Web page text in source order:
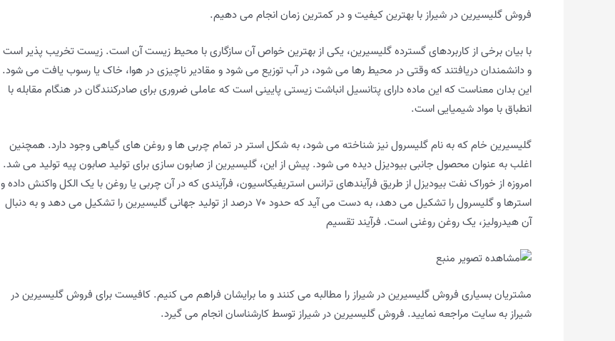
فروش گلیسیرین در شیراز با بهترین کیفیت و در کمترین زمان انجام می دهیم.
با بیان برخی از کاربردهای گسترده گلیسیرین، یکی از بهترین خواص آن سازگاری با محیط زیست آن است. زیست تخریب پذیر است
و دانشمندان دریافتند که وقتی در محیط رها می شود، در آب توزیع می شود و مقادیر ناچیزی در هوا، خاک یا رسوب یافت می شود.
این بدان معناست که این ماده دارای پتانسیل انباشت زیستی پایینی است که عاملی ضروری برای صادرکنندگان در هنگام مقابله با
انطباق با مواد شیمیایی است.
گلیسیرین خام که به نام گلیسرول نیز شناخته می شود، به شکل استر در تمام چربی ها و روغن های گیاهی وجود دارد. همچنین
اغلب به عنوان محصول جانبی بیودیزل دیده می شود. پیش از این، گلیسیرین از صابون سازی برای تولید صابون پیه تولید می شد.
امروزه از خوراک نفت بیودیزل از طریق فرآیندهای ترانس استریفیکاسیون، فرآیندی که در آن چربی یا روغن با یک الکل واکنش داده و
استرها و گلیسرول را تشکیل می دهد، به دست می آید که حدود ۷۰ درصد از تولید جهانی گلیسیرین را تشکیل می دهد و به دنبال
آن هیدرولیز، یک روغن روغنی است. فرآیند تقسیم
مشتریان بسیاری فروش گلیسیرین در شیراز را مطالبه می کنند و ما برایشان فراهم می کنیم. کافیست برای فروش گلیسیرین در
شیراز به سایت مراجعه نمایید. فروش گلیسیرین در شیراز توسط کارشناسان انجام می گیرد.